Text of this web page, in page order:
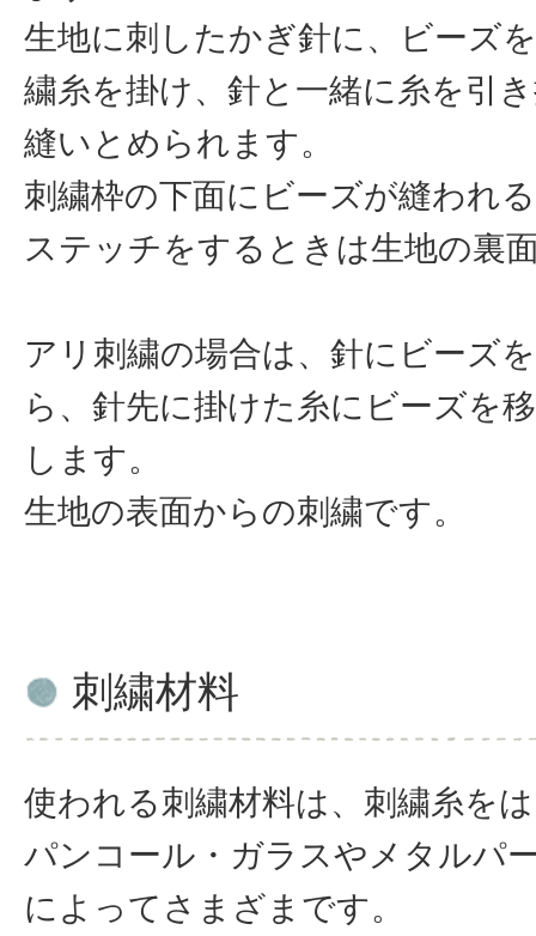
生地に刺したかぎ針に、ビーズ
繍糸を掛け、針と一緒に糸を引
縫いとめられます。
刺繍枠の下面にビーズが縫われ
ステッチをするときは生地の裏
アリ刺繍の場合は、針にビーズ
ら、針先に掛けた糸にビーズを
します。
生地の表面からの刺繍です。
刺繍材料
使われる刺繍材料は、刺繍糸を
パンコール・ガラスやメタルパ
によってさまざまです。